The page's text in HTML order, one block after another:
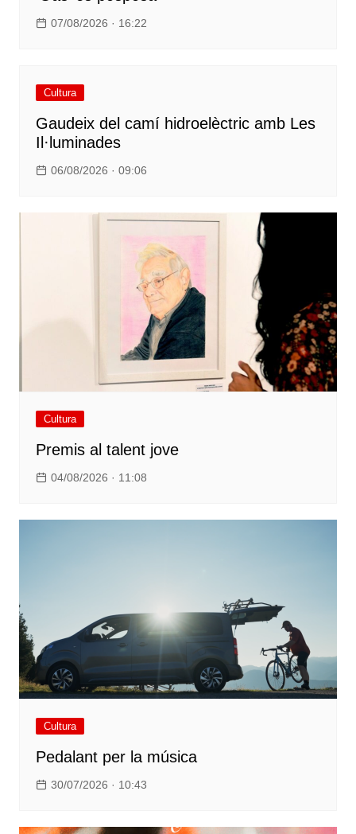
07/08/2026 · 16:22
Cultura
Gaudeix del camí hidroelèctric amb Les
Il·luminades
06/08/2026 · 09:06
Cultura
Premis al talent jove
04/08/2026 · 11:08
Cultura
Pedalant per la música
30/07/2026 · 10:43